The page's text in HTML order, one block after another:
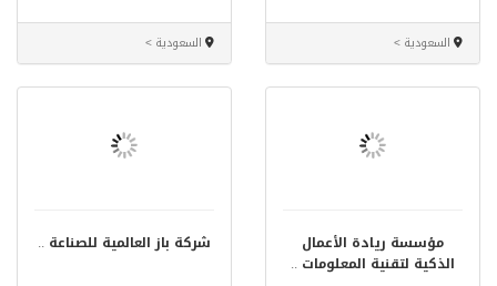
السعودية > السعودية >
مؤسسة ريادة الأعمال
الذكية لتقنية المعلومات ..
شركة باز العالمية للصناعة ..